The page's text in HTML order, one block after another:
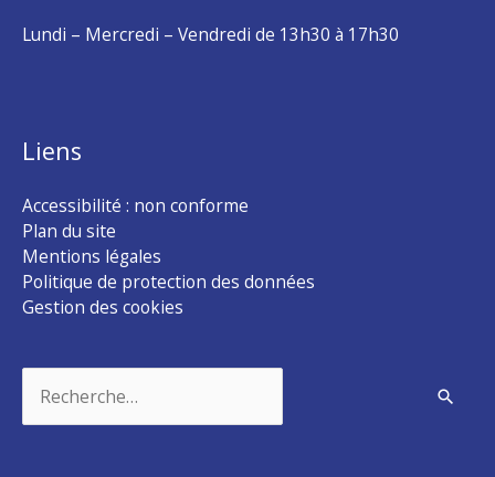
Lundi – Mercredi – Vendredi de 13h30 à 17h30
Liens
Accessibilité : non conforme
Plan du site
Mentions légales
Politique de protection des données
Gestion des cookies